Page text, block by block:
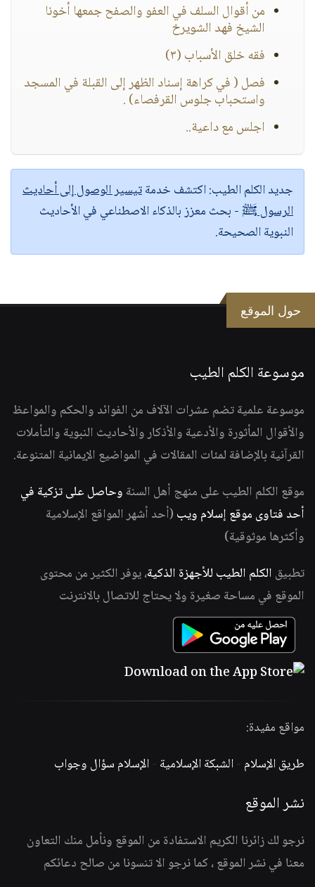
من أقوال السلف في العفو والصفح جمعها أخونا
الشيخ فهد الشويرخ
فقه خلق الأسباب (٣)
فصل ( في كراهة إسناد الظهر إلى القبلة في المسجد
واستحباب جلوس القرفصاء) .
اجلس مع داعية..
جديد الكلم الطيب:اكتشف خدمةتيسير الوصول إلى أحاديث
الرسول ﷺ - بحث معزز بالذكاء الاصطناعي في الأحاديث
النبوية الصحيحة.
حول الموقع
موسوعة الكلم الطيب
موسوعة علمية تضم عشرات الآلاف من الفوائد والحكم والمواعظ
والأقوال المأثورة والأدعية والأذكار والأحاديث النبوية والتأملات
القرآنية بالإضافة لمئات المقالات في المواضيع الإيمانية المتنوعة.
موقع الكلم الطيب على منهج أهل السنة وحاصل على تزكية في
أحد فتاوى موقع إسلام ويب (أحد أشهر المواقع الإسلامية
وأكثرها موثوقية)
تطبيق الكلم الطيب للأجهزة الذكية، يوفر الكثير من محتوى
الموقع في مساحة صغيرة ولا يحتاج للاتصال بالانترنت
مواقع مفيدة:
طريق الإسلام -الشبكة الإسلامية -الإسلام سؤال وجواب
نشر الموقع
نرجو لك زائرنا الكريم الاستفادة من الموقع ونأمل منك التعاون
معنا في نشر الموقع ، كما نرجو الا تنسونا من صالح دعائكم